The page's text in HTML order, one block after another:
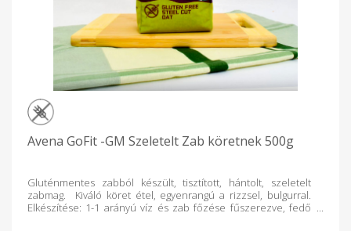
Avena GoFit -GM Szeletelt Zab köretnek 500g
Gluténmentes zabból készült, tisztított, hántolt, szeletelt
zabmag. Kiváló köret étel, egyenrangú a rizzsel, bulgurral.
Elkészítése: 1-1 arányú víz és zab főzése fűszerezve, fedő